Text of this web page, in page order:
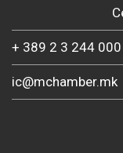
+ 389 2 3 244 000
ic@mchamber.mk